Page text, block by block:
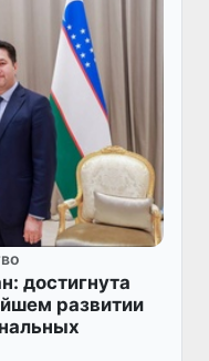
достигнута
развитии